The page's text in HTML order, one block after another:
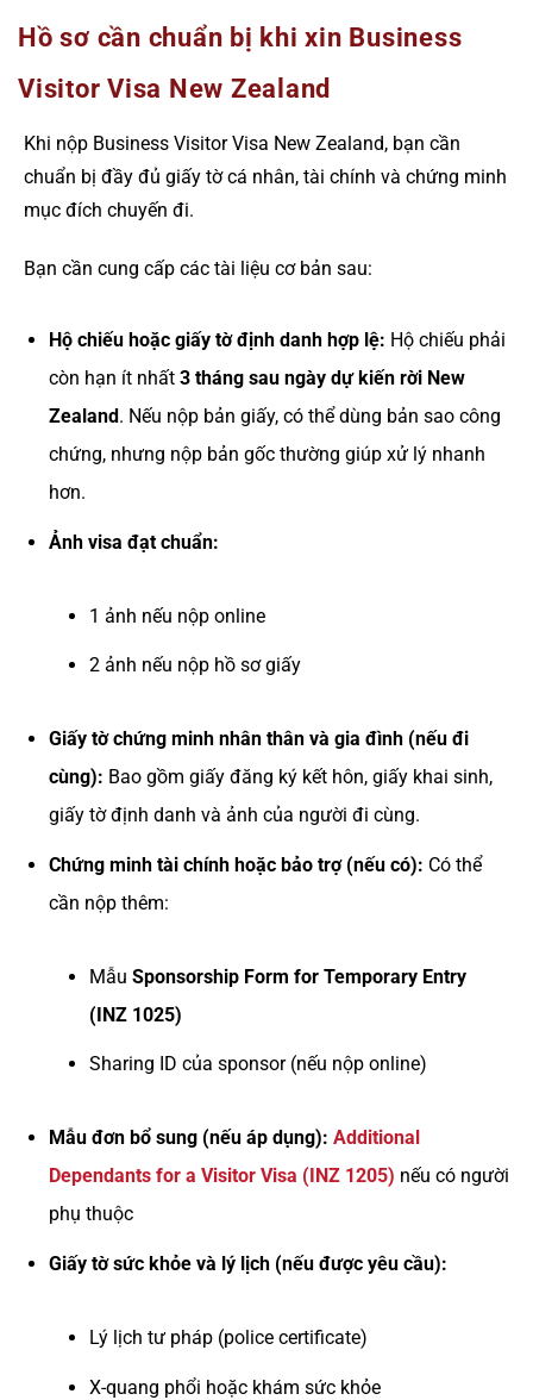
Hồ sơ cần chuẩn bị khi xin Business
Visitor Visa New Zealand
Khi nộp Business Visitor Visa New Zealand, bạn cần
chuẩn bị đầy đủ giấy tờ cá nhân, tài chính và chứng minh
mục đích chuyến đi.
Bạn cần cung cấp các tài liệu cơ bản sau:
Hộ chiếu hoặc giấy tờ định danh hợp lệ: Hộ chiếu phải
còn hạn ít nhất 3 tháng sau ngày dự kiến rời New
Zealand. Nếu nộp bản giấy, có thể dùng bản sao công
chứng, nhưng nộp bản gốc thường giúp xử lý nhanh
hơn.
Ảnh visa đạt chuẩn:
1 ảnh nếu nộp online
2 ảnh nếu nộp hồ sơ giấy
Giấy tờ chứng minh nhân thân và gia đình (nếu đi
cùng): Bao gồm giấy đăng ký kết hôn, giấy khai sinh,
giấy tờ định danh và ảnh của người đi cùng.
Chứng minh tài chính hoặc bảo trợ (nếu có): Có thể
cần nộp thêm:
Mẫu Sponsorship Form for Temporary Entry
(INZ 1025)
Sharing ID của sponsor (nếu nộp online)
Mẫu đơn bổ sung (nếu áp dụng): Additional
Dependants for a Visitor Visa (INZ 1205) nếu có người
phụ thuộc
Giấy tờ sức khỏe và lý lịch (nếu được yêu cầu):
Lý lịch tư pháp (police certificate)
X-quang phổi hoặc khám sức khỏe